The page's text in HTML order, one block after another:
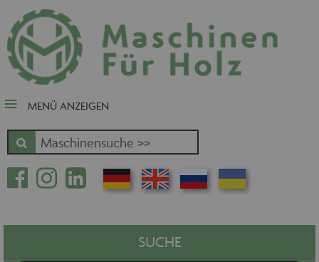
close Submenü
Nach Fertigungsschwerpunkt
Schnäppchen
Zuschnitt - Sägen
Kantenbearbeitung
Fräsen - Bohren - Hobeln - CNC
Oberfläche
Massivholz
Handling - Transportieren -
MENÜ ANZEIGEN
SUCHE